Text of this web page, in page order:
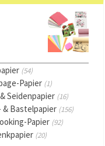
(54)
Papier (1)
Seidenpapier (16)
& Bastelpapier (156)
Papier (92)
(20)